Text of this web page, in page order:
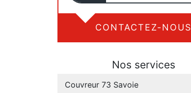
CONTACTEZ-NOUS
Nos services
Couvreur 73 Savoie